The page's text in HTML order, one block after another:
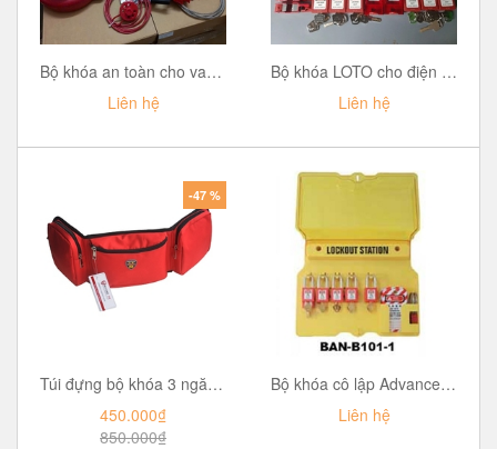
Bộ khóa an toàn cho van và điện PROLOCKEY TTK-6952
Liên hệ
Bộ khóa LOTO cho điện PROLOCKEY TTK-5503
Liên hệ
Túi đựng bộ khóa 3 ngăn BAN-T21 /3-Pocket Lockout Kit Bags(T21) Loto Lockout-Tagout
450.000₫
850.000₫
-47 %
Bộ khóa cô lập Advanced Lockout Station BAN-B101
Liên hệ